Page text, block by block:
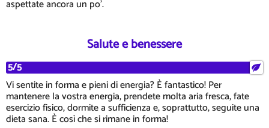
aspettate ancora un po'.
Salute e benessere
5/5
Vi sentite in forma e pieni di energia? È fantastico! Per
mantenere la vostra energia, prendete molta aria fresca, fate
esercizio fisico, dormite a sufficienza e, soprattutto, seguite una
dieta sana. È così che si rimane in forma!